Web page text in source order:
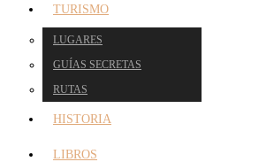
TURISMO
LUGARES
GUÍAS SECRETAS
RUTAS
HISTORIA
LIBROS